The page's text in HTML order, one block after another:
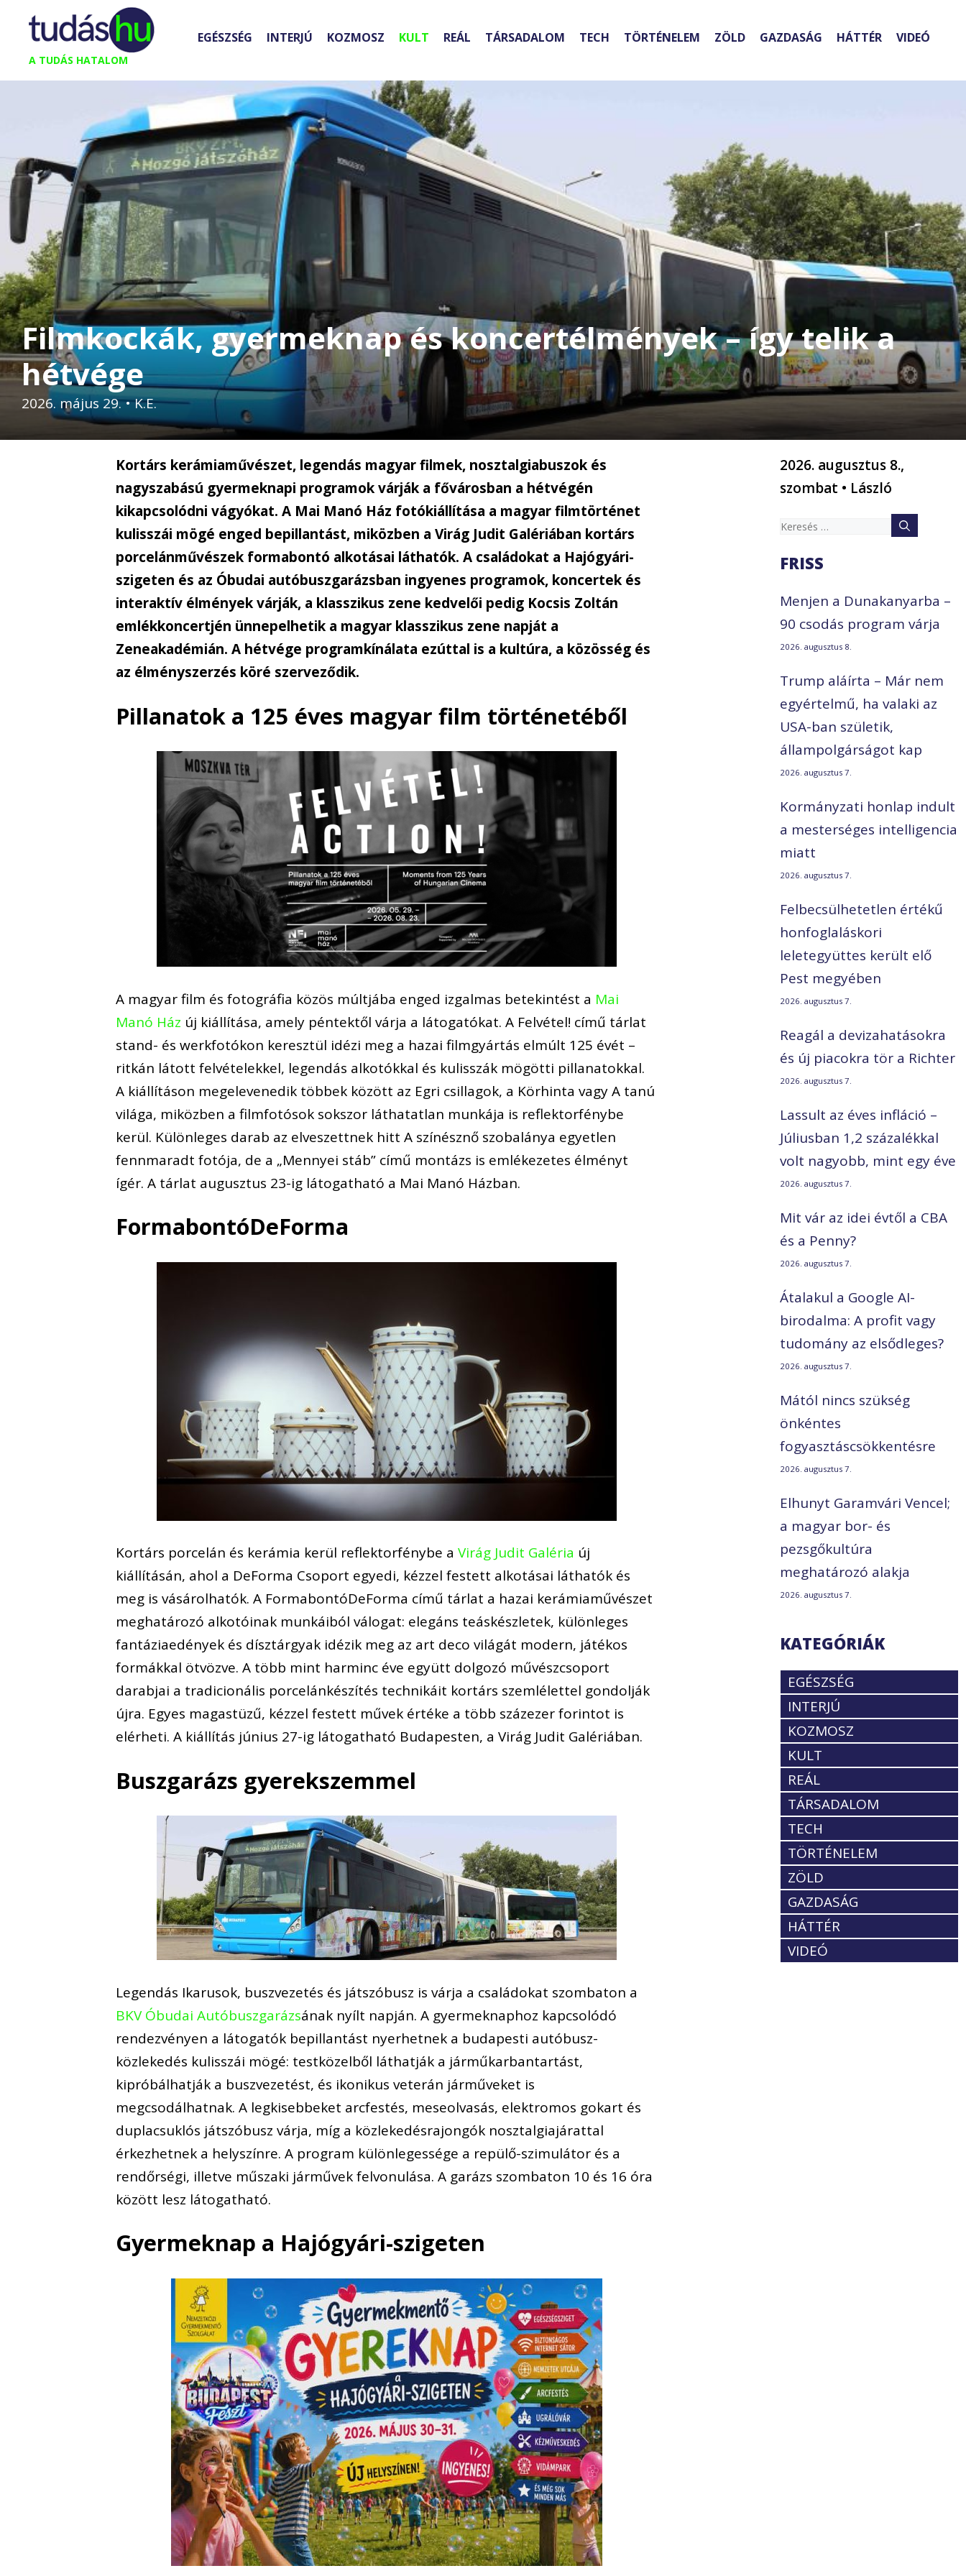
Kilépés
tartalomba
A TUDÁS HATALOM
EGÉSZSÉG INTERJÚ KOZMOSZ KULT REÁL TÁRSADALOM TECH TÖRTÉNELEM ZÖLD GAZDASÁG HÁTTÉR VIDEÓ
Filmkockák, gyermeknap és koncertélmények – így telik a
hétvége
2026. május 29.•K.E.
Kortárs kerámiaművészet, legendás magyar filmek, nosztalgiabuszok és
nagyszabású gyermeknapi programok várják a fővárosban a hétvégén
kikapcsolódni vágyókat. A Mai Manó Ház fotókiállítása a magyar filmtörténet
kulisszái mögé enged bepillantást, miközben a Virág Judit Galériában kortárs
porcelánművészek formabontó alkotásai láthatók. A családokat a Hajógyári-
szigeten és az Óbudai autóbuszgarázsban ingyenes programok, koncertek és
interaktív élmények várják, a klasszikus zene kedvelői pedig Kocsis Zoltán
emlékkoncertjén ünnepelhetik a magyar klasszikus zene napját a
Zeneakadémián. A hétvége programkínálata ezúttal is a kultúra, a közösség és
az élményszerzés köré szerveződik.
Pillanatok a 125 éves magyar film történetéből
A magyar film és fotográfia közös múltjába enged izgalmas betekintést a Mai
Manó Ház új kiállítása, amely péntektől várja a látogatókat. A Felvétel! című tárlat
stand- és werkfotókon keresztül idézi meg a hazai filmgyártás elmúlt 125 évét –
ritkán látott felvételekkel, legendás alkotókkal és kulisszák mögötti pillanatokkal.
A kiállításon megelevenedik többek között az Egri csillagok, a Körhinta vagy A tanú
világa, miközben a filmfotósok sokszor láthatatlan munkája is reflektorfénybe
kerül. Különleges darab az elveszettnek hitt A színésznő szobalánya egyetlen
fennmaradt fotója, de a „Mennyei stáb” című montázs is emlékezetes élményt
ígér. A tárlat augusztus 23-ig látogatható a Mai Manó Házban.
FormabontóDeForma
Kortárs porcelán és kerámia kerül reflektorfénybe aVirág Judit Galéria új
kiállításán, ahol a DeForma Csoport egyedi, kézzel festett alkotásai láthatók és
meg is vásárolhatók. A FormabontóDeForma című tárlat a hazai kerámiaművészet
meghatározó alkotóinak munkáiból válogat: elegáns teáskészletek, különleges
fantáziaedények és dísztárgyak idézik meg az art deco világát modern, játékos
formákkal ötvözve. A több mint harminc éve együtt dolgozó művészcsoport
darabjai a tradicionális porcelánkészítés technikáit kortárs szemlélettel gondolják
újra. Egyes magastüzű, kézzel festett művek értéke a több százezer forintot is
elérheti. A kiállítás június 27-ig látogatható Budapesten, a Virág Judit Galériában.
Buszgarázs gyerekszemmel
Legendás Ikarusok, buszvezetés és játszóbusz is várja a családokat szombaton a
BKV Óbudai Autóbuszgarázsának nyílt napján. A gyermeknaphoz kapcsolódó
rendezvényen a látogatók bepillantást nyerhetnek a budapesti autóbusz-
közlekedés kulisszái mögé: testközelből láthatják a járműkarbantartást,
kipróbálhatják a buszvezetést, és ikonikus veterán járműveket is
megcsodálhatnak. A legkisebbeket arcfestés, meseolvasás, elektromos gokart és
duplacsuklós játszóbusz várja, míg a közlekedésrajongók nosztalgiajárattal
érkezhetnek a helyszínre. A program különlegessége a repülő-szimulátor és a
rendőrségi, illetve műszaki járművek felvonulása. A garázs szombaton 10 és 16 óra
között lesz látogatható.
Gyermeknap a Hajógyári-szigeten
2026. augusztus 8.,
szombat • László
Keresés:
FRISS
Menjen a Dunakanyarba –
90 csodás program várja
2026. augusztus 8.
Trump aláírta – Már nem
egyértelmű, ha valaki az
USA-ban születik,
állampolgárságot kap
2026. augusztus 7.
Kormányzati honlap indult
a mesterséges intelligencia
miatt
2026. augusztus 7.
Felbecsülhetetlen értékű
honfoglaláskori
leletegyüttes került elő
Pest megyében
2026. augusztus 7.
Reagál a devizahatásokra
és új piacokra tör a Richter
2026. augusztus 7.
Lassult az éves infláció –
Júliusban 1,2 százalékkal
volt nagyobb, mint egy éve
2026. augusztus 7.
Mit vár az idei évtől a CBA
és a Penny?
2026. augusztus 7.
Átalakul a Google AI-
birodalma: A profit vagy
tudomány az elsődleges?
2026. augusztus 7.
Mától nincs szükség
önkéntes
fogyasztáscsökkentésre
2026. augusztus 7.
Elhunyt Garamvári Vencel;
a magyar bor- és
pezsgőkultúra
meghatározó alakja
2026. augusztus 7.
KATEGÓRIÁK
EGÉSZSÉG
INTERJÚ
KOZMOSZ
KULT
REÁL
TÁRSADALOM
TECH
TÖRTÉNELEM
ZÖLD
GAZDASÁG
HÁTTÉR
VIDEÓ